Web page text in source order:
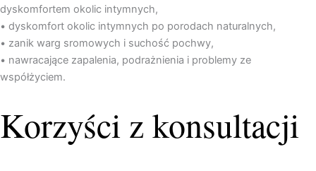
dyskomfortem okolic intymnych,
• dyskomfort okolic intymnych po porodach naturalnych,
• zanik warg sromowych i suchość pochwy,
• nawracające zapalenia, podrażnienia i problemy ze
współżyciem.
Korzyści z konsultacji